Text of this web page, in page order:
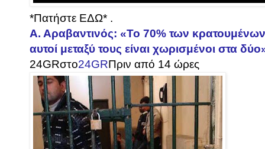
*Πατήστε ΕΔΩ* .
Α. Αραβαντινός: «Το 70% των κρατουμένων
αυτοί μεταξύ τους είναι χωρισμένοι στα
24GRστο24GRΠριν από 14 ώρες